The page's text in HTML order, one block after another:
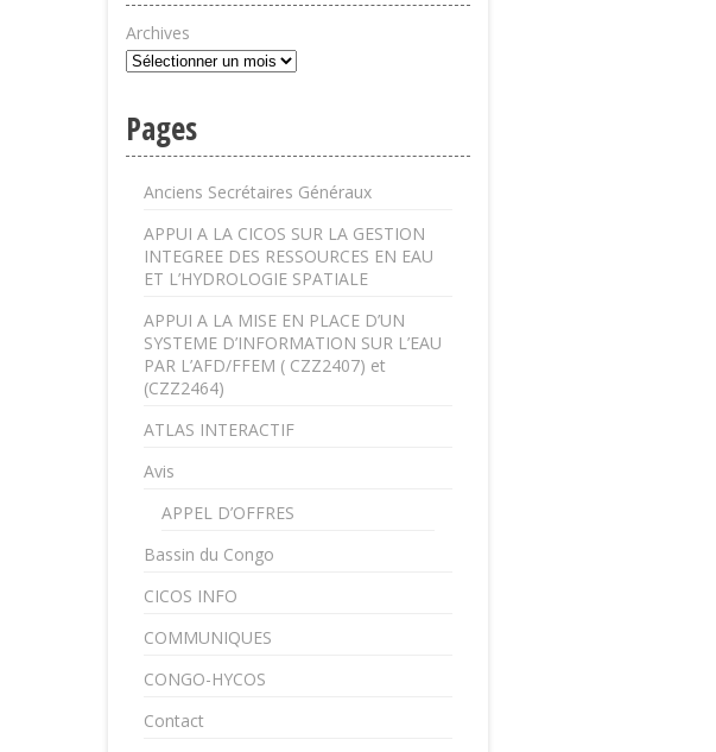
Archives
Pages
Anciens Secrétaires Généraux
APPUI A LA CICOS SUR LA GESTION
INTEGREE DES RESSOURCES EN EAU
ET L’HYDROLOGIE SPATIALE
APPUI A LA MISE EN PLACE D’UN
SYSTEME D’INFORMATION SUR L’EAU
PAR L’AFD/FFEM ( CZZ2407) et
(CZZ2464)
ATLAS INTERACTIF
Avis
APPEL D’OFFRES
Bassin du Congo
CICOS INFO
COMMUNIQUES
CONGO-HYCOS
Contact